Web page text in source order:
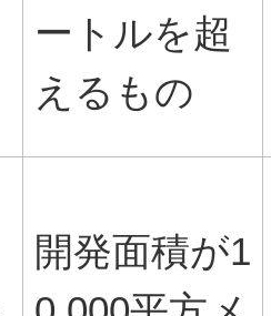
ートルを超
えるもの
開発面積が1